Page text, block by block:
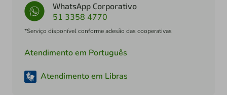
WhatsApp Corporativo
51 3358 4770
*Serviço disponível conforme adesão das cooperativas
Atendimento em Português
Atendimento em Libras